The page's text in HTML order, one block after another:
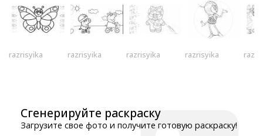
razrisyika razrisyika razrisyika razrisyika
Сгенерируйте раскраску
Загрузите свое фото и получите готовую раскраску!